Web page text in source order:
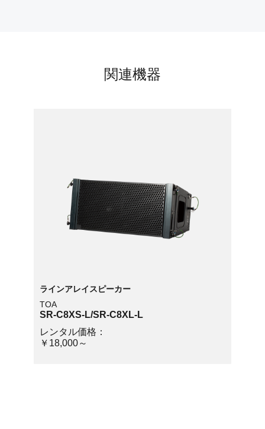
関連機器
ラインアレイスピーカー
TOA
SR-C8XS-L/SR-C8XL-L
レンタル価格：
￥18,000～